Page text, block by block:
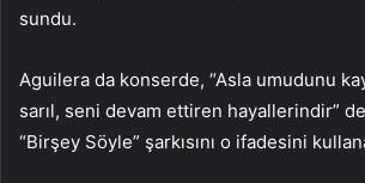
sundu.
Aguilera da konserde, “Asla umudunu
sarıl, seni devam ettiren hayallerindir”
“Birşey Söyle” şarkısını o ifadesini